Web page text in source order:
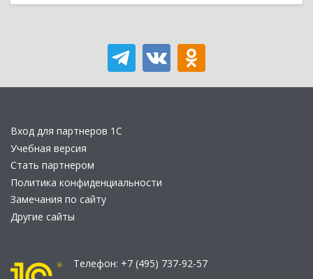
Вход для партнеров 1С
Учебная версия
Стать партнером
Политика конфиденциальности
Замечания по сайту
Другие сайты
Телефон: +7 (495) 737-92-57